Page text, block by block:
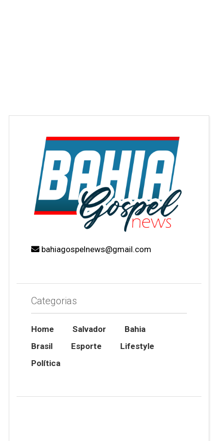
bahiagospelnews@gmail.com
Categorias
Home Salvador
Bahia
Brasil
Esporte
Lifestyle
Política